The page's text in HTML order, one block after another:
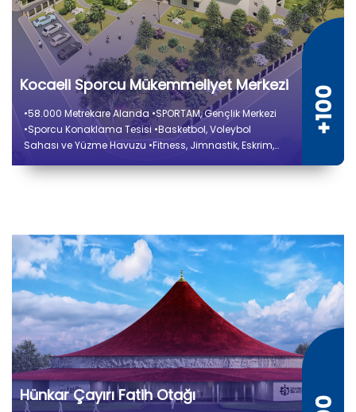
Kocaeli Sporcu Mükemmeliyet Merkezi
•58.000 Metrekare Alanda •SPORTAM, Gençlik Merkezi
•Sporcu Konaklama Tesisi •Basketbol, Voleybol
Sahası ve Yüzme Havuzu •Fitness, Jimnastik, Eskrim,
Hünkar Çayırı Fatih Otağı